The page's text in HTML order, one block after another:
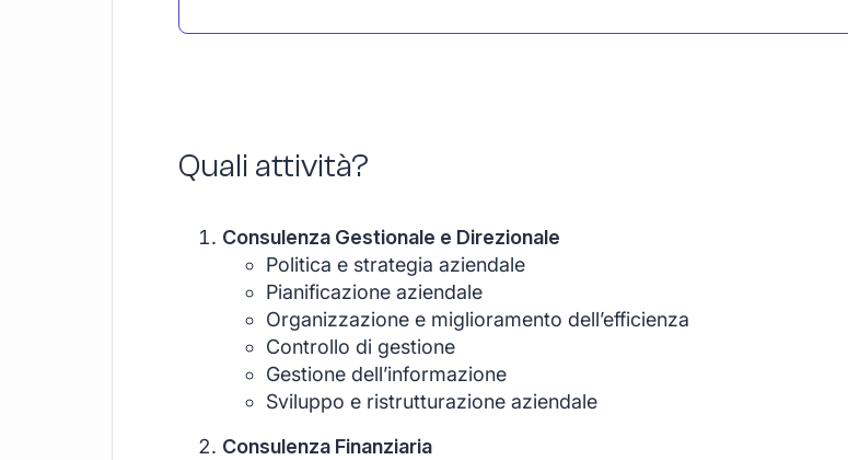
Quali attività?
Consulenza Gestionale e Direzionale
Politica e strategia aziendale
Pianificazione aziendale
Organizzazione e miglioramento dell’efficienza
Controllo di gestione
Gestione dell’informazione
Sviluppo e ristrutturazione aziendale
Consulenza Finanziaria